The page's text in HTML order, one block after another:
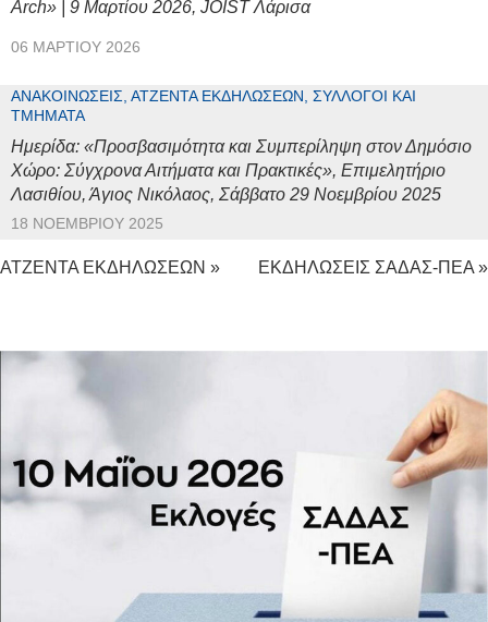
Arch» | 9 Μαρτίου 2026, JOIST Λάρισα
06 ΜΑΡΤΊΟΥ 2026
ΑΝΑΚΟΙΝΏΣΕΙΣ, ΑΤΖΈΝΤΑ ΕΚΔΗΛΏΣΕΩΝ, ΣΎΛΛΟΓΟΙ ΚΑΙ
ΤΜΉΜΑΤΑ
Ημερίδα: «Προσβασιμότητα και Συμπερίληψη στον Δημόσιο
Χώρο: Σύγχρονα Αιτήματα και Πρακτικές», Επιμελητήριο
Λασιθίου, Άγιος Νικόλαος, Σάββατο 29 Νοεμβρίου 2025
18 ΝΟΕΜΒΡΊΟΥ 2025
ΑΤΖΕΝΤΑ ΕΚΔΗΛΩΣΕΩΝ » ΕΚΔΗΛΩΣΕΙΣ ΣΑΔΑΣ-ΠΕΑ »